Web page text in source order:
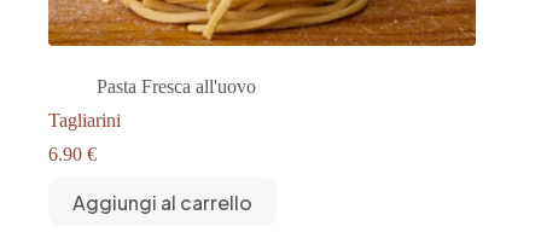
Pasta Fresca all'uovo
Tagliarini
6.90 €
Aggiungi al carrello